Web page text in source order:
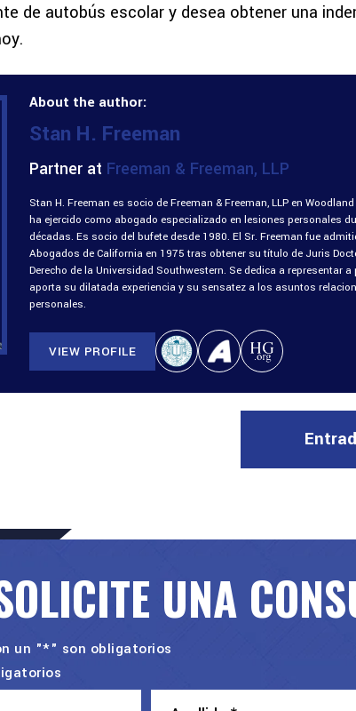
de autobús escolar y desea obtener una
About the author:
Stan H. Freeman
Partner at Freeman & Freeman, LLP
Stan H. Freeman es socio de Freeman & Freeman, LLP en
ha ejercido como abogado especializado en lesiones personales
décadas. Es socio del bufete desde 1980. El Sr. Freeman fue
Abogados de California en 1975 tras obtener su título de Juris
Derecho de la Universidad Southwestern. Se dedica a representar
aporta su dilatada experiencia y su sensatez a los asuntos
personales.
VIEW PROFILE
UNA
un "*" son obligatorios